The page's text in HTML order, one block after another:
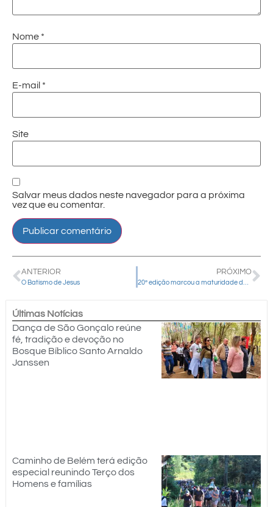
Nome *
E-mail *
Site
Salvar meus dados neste navegador para a próxima
vez que eu comentar.
ANTERIOR
O Batismo de Jesus
PRÓXIMO
Últimas Notícias
Dança de São Gonçalo reúne
fé, tradição e devoção no
Bosque Bíblico Santo Arnaldo
Janssen
Caminho de Belém terá edição
especial reunindo Terço dos
Homens e famílias